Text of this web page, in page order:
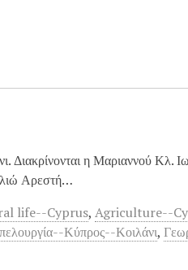
Διακρίνονται η Μαριαννού Κλ.
Αρεστή…
life--Cyprus,Agriculture--
Κύπρος--Κοιλάνι,